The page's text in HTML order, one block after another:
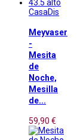
CasaDis
Meyvaser
-
Mesita
de
Noche,
Mesilla
de...
59,90 €